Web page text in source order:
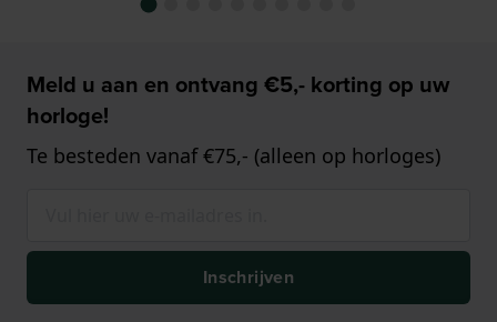
Meld u aan en ontvang €5,- korting op uw
horloge!
Te besteden vanaf €75,- (alleen op horloges)
Inschrijven